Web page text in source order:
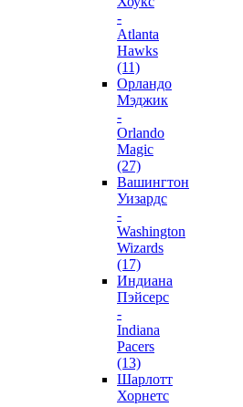
-
Atlanta
Hawks
(11)
Орландо
Мэджик
-
Orlando
Magic
(27)
Вашингтон
Уизардс
-
Washington
Wizards
(17)
Индиана
Пэйсерс
-
Indiana
Pacers
(13)
Шарлотт
Хорнетс